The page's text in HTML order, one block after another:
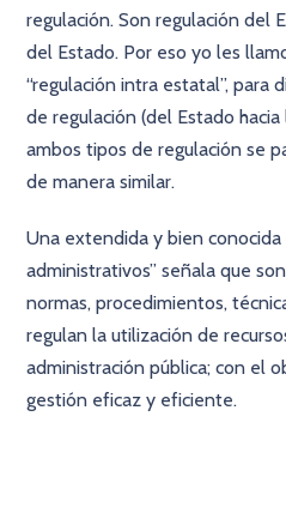
regulación. Son regulación del
del Estado. Por eso yo les
“regulación intra estatal”, para
de regulación (del Estado
ambos tipos de regulación se
de manera similar.
Una extendida y bien
administrativos” señala que
normas, procedimientos,
regulan la utilización de
administración pública; con el
gestión eficaz y eficiente.